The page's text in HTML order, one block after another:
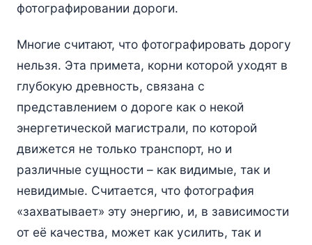
фотографировании дороги.
Многие считают, что фотографировать дорогу
нельзя. Эта примета, корни которой уходят в
глубокую древность, связана с
представлением о дороге как о некой
энергетической магистрали, по которой
движется не только транспорт, но и
различные сущности – как видимые, так и
невидимые. Считается, что фотография
«захватывает» эту энергию, и, в зависимости
от её качества, может как усилить, так и